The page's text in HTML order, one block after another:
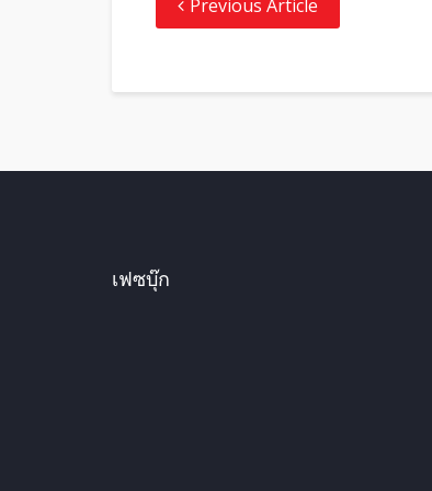
Previous Article
เฟซบุ๊ก